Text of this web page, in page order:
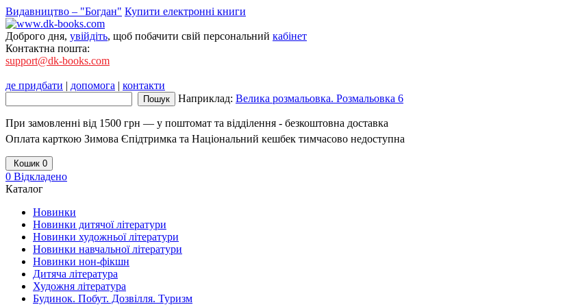
Видавництво – "Богдан" Купити електронні книги
Доброго дня, увійдіть, щоб побачити свій персональний кабінет
Контактна пошта:
support@dk-books.com
де придбати | допомога | контакти
Наприклад: Велика розмальовка. Розмальовка 6
При замовленні від 1500 грн — у поштомат та відділення - безкоштовна доставка
Оплата карткою Зимова Єпідтримка та Національний кешбек тимчасово недоступна
Кошик 0
0 Відкладено
Каталог
Новинки
Новинки дитячої літератури
Новинки художньої літератури
Новинки навчальної літератури
Новинки нон-фікшн
Дитяча література
Художня література
Будинок. Побут. Дозвілля. Туризм